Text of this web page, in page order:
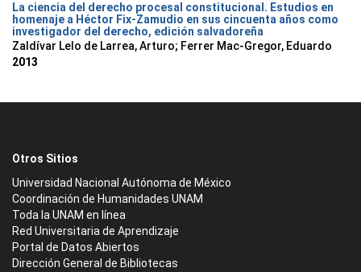
La ciencia del derecho procesal constitucional. Estudios en
homenaje a Héctor Fix-Zamudio en sus cincuenta años como
investigador del derecho, edición salvadoreña
Zaldívar Lelo de Larrea, Arturo; Ferrer Mac-Gregor, Eduardo
2013
Otros Sitios
Universidad Nacional Autónoma de México
Coordinación de Humanidades UNAM
Toda la UNAM en línea
Red Universitaria de Aprendizaje
Portal de Datos Abiertos
Dirección General de Bibliotecas